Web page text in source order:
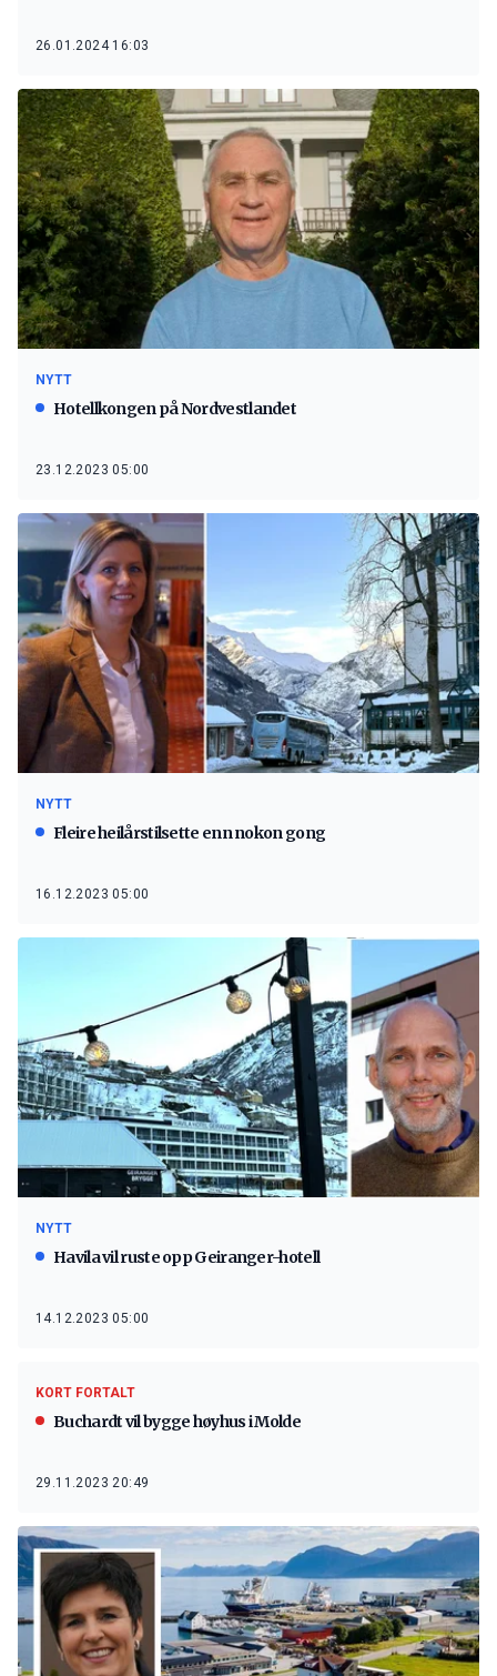
26.01.2024 16:03
NYTT
Hotellkongen på Nordvestlandet
23.12.2023 05:00
NYTT
Fleire heilårstilsette enn nokon gong
16.12.2023 05:00
NYTT
Havila vil ruste opp Geiranger-hotell
14.12.2023 05:00
KORT FORTALT
Buchardt vil bygge høyhus i Molde
29.11.2023 20:49